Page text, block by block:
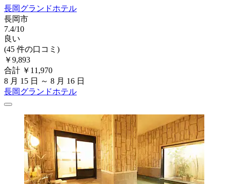
長岡グランドホテル
長岡市
7.4/10
良い
(45 件の口コミ)
￥9,893
合計 ￥11,970
8 月 15 日 ～ 8 月 16 日
長岡グランドホテル